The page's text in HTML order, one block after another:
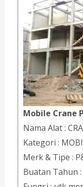
Mobile Crane
Nama Alat :
Kategori :
Merk & Tipe :
Buatan Tahun